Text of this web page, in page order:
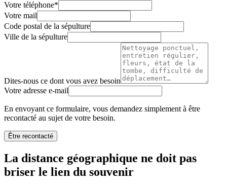
Votre téléphone*
Votre mail
Code postal de la sépulture
Ville de la sépulture
Dites-nous ce dont vous avez besoin
Votre adresse e-mail
En envoyant ce formulaire, vous demandez simplement à être
recontacté au sujet de votre besoin.
Être recontacté
La distance géographique ne doit pas
briser le lien du souvenir